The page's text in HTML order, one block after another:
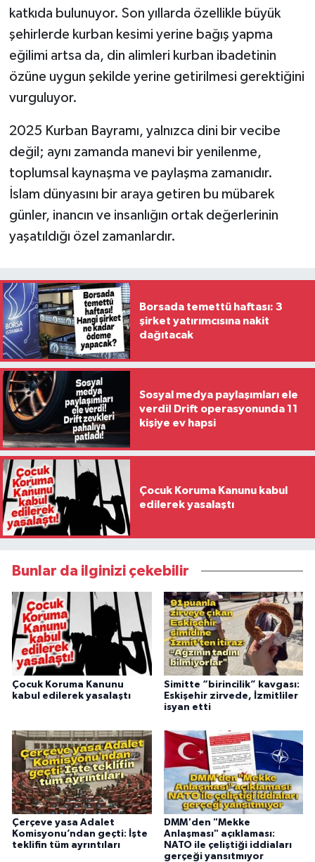
katkıda bulunuyor. Son yıllarda özellikle büyük
şehirlerde kurban kesimi yerine bağış yapma
eğilimi artsa da, din alimleri kurban ibadetinin
özüne uygun şekilde yerine getirilmesi gerektiğini
vurguluyor.
2025 Kurban Bayramı, yalnızca dini bir vecibe
değil; aynı zamanda manevi bir yenilenme,
toplumsal kaynaşma ve paylaşma zamanıdır.
İslam dünyasını bir araya getiren bu mübarek
günler, inancın ve insanlığın ortak değerlerinin
yaşatıldığı özel zamanlardır.
Borsada temettü haftası: 3
şirket yatırımcısına nakit
dağıtacak
Sosyal medya paylaşımları ele
verdi! Drift operasyonunda 11
kişiye ev hapsi
Çocuk Koruma Kanunu kabul
edilerek yasalaştı
Bunlar da ilginizi çekebilir
Çocuk Koruma Kanunu
kabul edilerek yasalaştı
Simitte “birincilik” kavgası:
Eskişehir zirvede, İzmitliler
isyan etti
Çerçeve yasa Adalet
Komisyonu’ndan geçti: İşte
teklifin tüm ayrıntıları
DMM'den "Mekke
Anlaşması" açıklaması:
NATO ile çeliştiği iddiaları
gerçeği yansıtmıyor